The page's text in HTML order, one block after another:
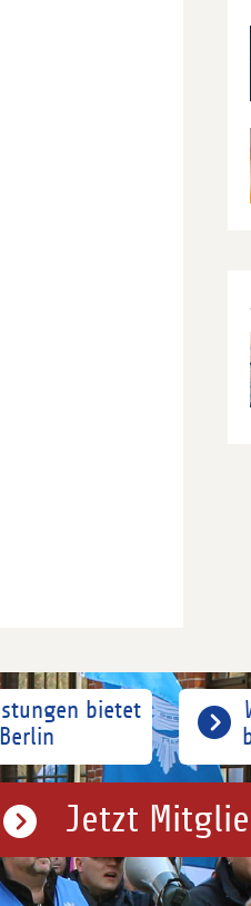
bietet
Jetzt